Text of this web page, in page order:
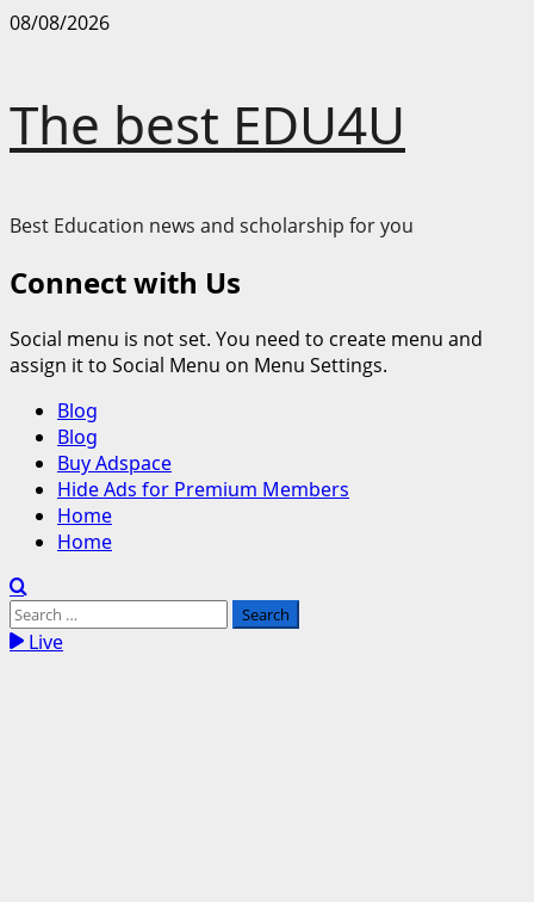
Skip
08/08/2026
The best EDU4U
Best Education news and scholarship for you
Connect with Us
Social menu is not set. You need to create menu and
assign it to Social Menu on Menu Settings.
Primary
Menu
Blog
Blog
Buy Adspace
Hide Ads for Premium Members
Home
Home
Search
for:Live